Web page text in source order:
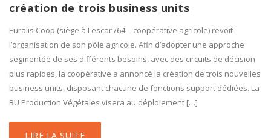
création de trois business units
Euralis Coop (siège à Lescar /64 – coopérative agricole) revoit
l’organisation de son pôle agricole. Afin d’adopter une approche
segmentée de ses différents besoins, avec des circuits de décision
plus rapides, la coopérative a annoncé la création de trois nouvelles
business units, disposant chacune de fonctions support dédiées. La
BU Production Végétales visera au déploiement […]
LIRE LA SUITE